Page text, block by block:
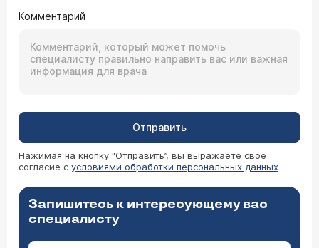
Комментарий
Отправить
Нажимая на кнопку “Отправить”, вы выражаете свое
согласие с условиями обработки персональных данных
Запишитесь к интересующему вас
специалисту